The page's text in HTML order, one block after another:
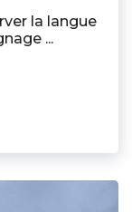
la langue
...